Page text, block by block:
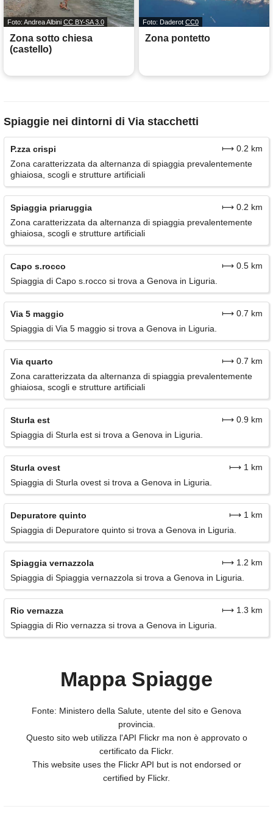
Foto: Andrea Albini CC BY-SA 3.0
Zona sotto chiesa
(castello)
Foto: Daderot CC0
Zona pontetto
Spiaggie nei dintorni di Via stacchetti
P.zza crispi
⟼ 0.2 km
Zona caratterizzata da alternanza di spiaggia prevalentemente
ghiaiosa, scogli e strutture artificiali
Spiaggia priaruggia
⟼ 0.2 km
Zona caratterizzata da alternanza di spiaggia prevalentemente
ghiaiosa, scogli e strutture artificiali
Capo s.rocco
⟼ 0.5 km
Spiaggia di Capo s.rocco si trova a Genova in Liguria.
Via 5 maggio
⟼ 0.7 km
Spiaggia di Via 5 maggio si trova a Genova in Liguria.
Via quarto
⟼ 0.7 km
Zona caratterizzata da alternanza di spiaggia prevalentemente
ghiaiosa, scogli e strutture artificiali
Sturla est
⟼ 0.9 km
Spiaggia di Sturla est si trova a Genova in Liguria.
Sturla ovest
⟼ 1 km
Spiaggia di Sturla ovest si trova a Genova in Liguria.
Depuratore quinto
⟼ 1 km
Spiaggia di Depuratore quinto si trova a Genova in Liguria.
Spiaggia vernazzola
⟼ 1.2 km
Spiaggia di Spiaggia vernazzola si trova a Genova in Liguria.
Rio vernazza
⟼ 1.3 km
Spiaggia di Rio vernazza si trova a Genova in Liguria.
Mappa Spiagge
Fonte: Ministero della Salute, utente del sito e Genova
provincia.
Questo sito web utilizza l'API Flickr ma non è approvato o
certificato da Flickr.
This website uses the Flickr API but is not endorsed or
certified by Flickr.